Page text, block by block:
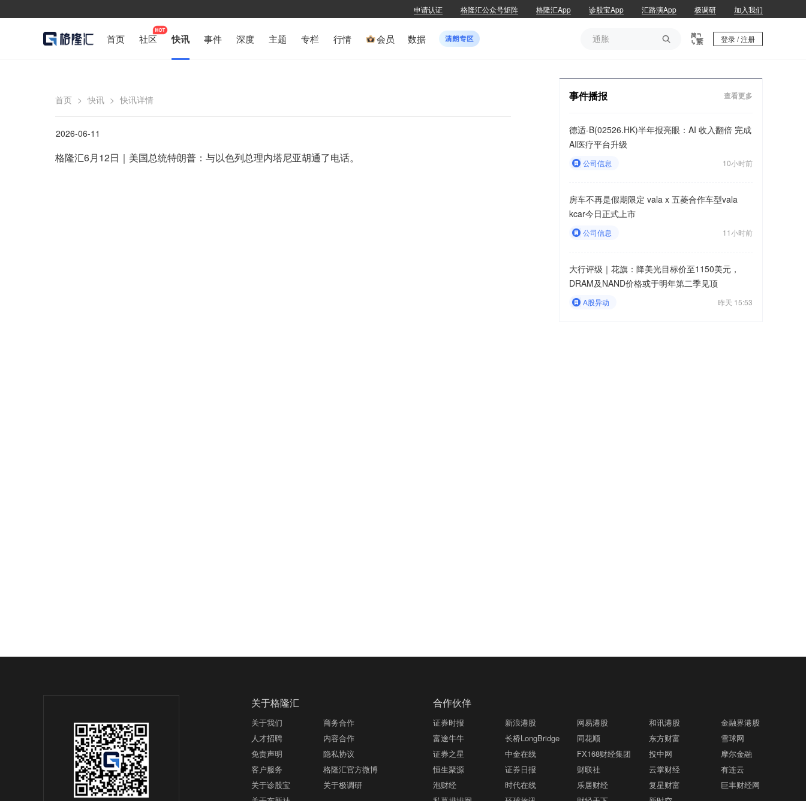
申请认证 格隆汇公众号矩阵 格隆汇App 诊股宝App 汇路演App 极调研 加入我们
首页 社区 快讯 事件 深度 主题 专栏 行情 会员 数据 
通胀
登录 / 注册
首页 > 快讯 > 快讯详情
2026-06-11
格隆汇6月12日｜美国总统特朗普：与以色列总理内塔尼亚胡通了电话。
事件播报 查看更多
德适-B(02526.HK)半年报亮眼：AI 收入翻倍 完成
AI医疗平台升级
公司信息 10小时前
房车不再是假期限定 vala x 五菱合作车型vala
kcar今日正式上市
公司信息 11小时前
大行评级｜花旗：降美光目标价至1150美元，
DRAM及NAND价格或于明年第二季见顶
A股异动 昨天 15:53
关于格隆汇
关于我们
商务合作
人才招聘
内容合作
免责声明
隐私协议
客户服务
格隆汇官方微博
关于诊股宝
关于极调研
关于东新社
合作伙伴
证券时报 新浪港股 网易港股 和讯港股
金融界港股
富途牛牛
长桥LongBridge 同花顺 东方财富
雪球网
证券之星
中金在线 FX168财经集团 投中网
摩尔金融
恒生聚源
证券日报 财联社 云掌财经
有连云
泡财经
时代在线 乐居财经 复星财富
巨丰财经网
私募排排网
环球旅讯 财经天下 新时空